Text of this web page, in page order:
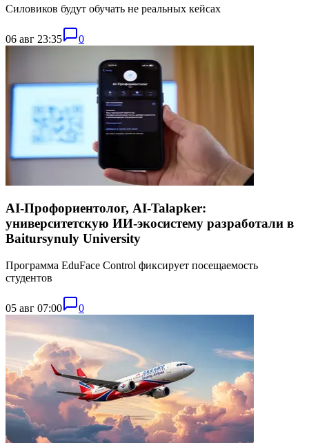
Силовиков будут обучать не реальных кейсах
06 авг 23:35 0
AI-Профориентолог, AI-Talapker:
университетскую ИИ-экосистему разработали в
Baitursynuly University
Программа EduFace Control фиксирует посещаемость
студентов
05 авг 07:00 0